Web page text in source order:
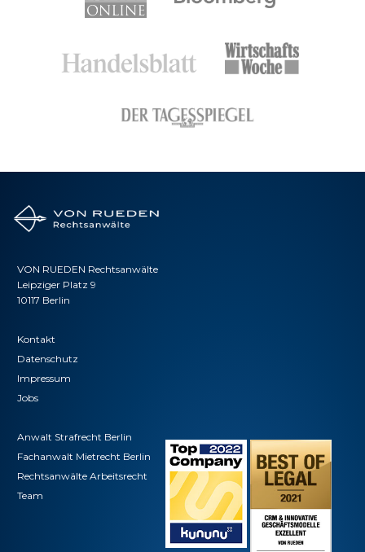
VON RUEDEN Rechtsanwälte
Leipziger Platz 9
10117 Berlin
Kontakt
Datenschutz
Impressum
Jobs
Anwalt Strafrecht Berlin
Fachanwalt Mietrecht Berlin
Rechtsanwälte Arbeitsrecht
Team